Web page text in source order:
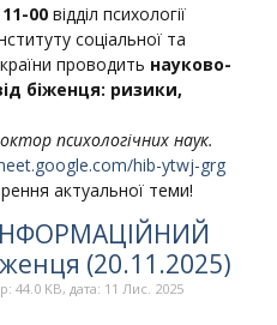
11-00 відділ психології
соціальної та
проводить науково-
біженця: ризики,
психологічних наук.
hib-ytwj-grg
актуальної теми!
(20.11.2025)
44.0 KB, дата: 11 Лис. 2025